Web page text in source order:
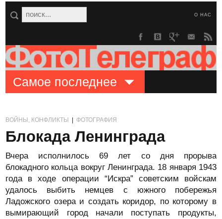
О НАС
Самое последнее
ВОЙНЫ, КОНФЛИКТЫ |ФОТОГРАФИЯ
Блокада Ленинграда
Вчера исполнилось 69 лет со дня прорыва
блокадного кольца вокруг Ленинграда. 18 января 1943
года в ходе операции “Искра” советским войскам
удалось выбить немцев с южного побережья
Ладожского озера и создать коридор, по которому в
вымирающий город начали поступать продукты,